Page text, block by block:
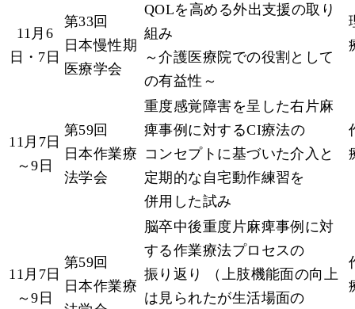
11月6
日・7日
第33回
日本慢性期
医療学会
QOLを高める外出支援の取り
組み
～介護医療院での役割として
の有益性～
11月7日
～9日
第59回
日本作業療
法学会
重度感覚障害を呈した右片麻
痺事例に対するCI療法の
コンセプトに基づいた介入と
定期的な自宅動作練習を
併用した試み
11月7日
～9日
第59回
日本作業療
脳卒中後重度片麻痺事例に対
する作業療法プロセスの
振り返り （上肢機能面の向上
は見られたが生活場面の